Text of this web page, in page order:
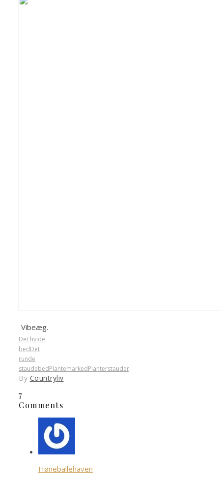
Vibeæg.
Det hvide
bedDet
runde
staudebedPlantemarkedPlanterstauder
By Countryliv
7
Comments
Høneballehaven